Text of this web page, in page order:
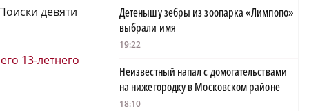
девяти
13-летнего
Детенышу зебры из зоопарка «Лимпопо»
выбрали имя
19:22
Неизвестный напал с домогательствами
на нижегородку в Московском районе
18:10